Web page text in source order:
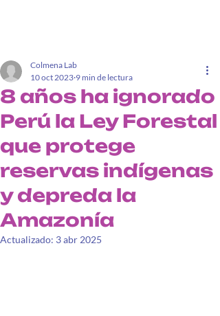
8 años ha ignorado
Perú la Ley Forestal
que protege
reservas indígenas
y depreda la
Amazonía
Colmena Lab
10 oct 2023 9 min de lectura
Actualizado: 3 abr 2025